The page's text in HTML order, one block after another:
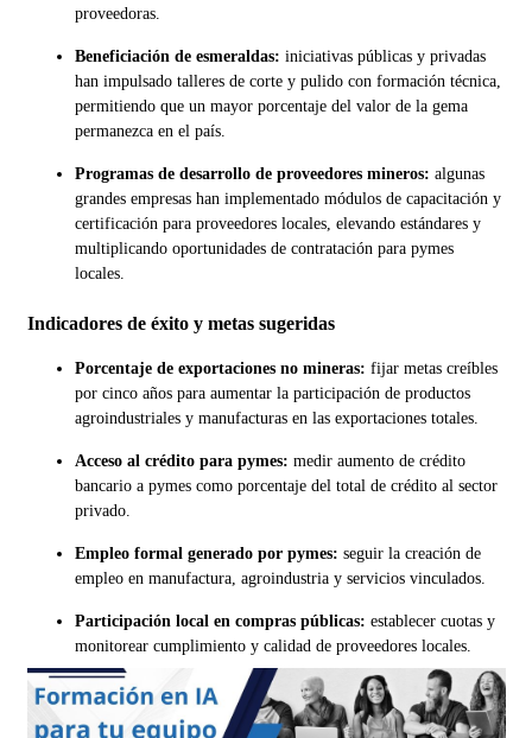
proveedoras.
Beneficiación de esmeraldas: iniciativas públicas y privadas
han impulsado talleres de corte y pulido con formación técnica,
permitiendo que un mayor porcentaje del valor de la gema
permanezca en el país.
Programas de desarrollo de proveedores mineros: algunas
grandes empresas han implementado módulos de capacitación y
certificación para proveedores locales, elevando estándares y
multiplicando oportunidades de contratación para pymes
locales.
Indicadores de éxito y metas sugeridas
Porcentaje de exportaciones no mineras: fijar metas creíbles
por cinco años para aumentar la participación de productos
agroindustriales y manufacturas en las exportaciones totales.
Acceso al crédito para pymes: medir aumento de crédito
bancario a pymes como porcentaje del total de crédito al sector
privado.
Empleo formal generado por pymes: seguir la creación de
empleo en manufactura, agroindustria y servicios vinculados.
Participación local en compras públicas: establecer cuotas y
monitorear cumplimiento y calidad de proveedores locales.